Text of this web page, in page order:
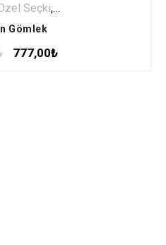
Seçki, ÜST GİYİM
Gömlek
777,00₺